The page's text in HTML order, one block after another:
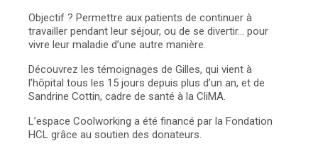
Objectif ? Permettre aux patients de continuer à
travailler pendant leur séjour, ou de se divertir… pour
vivre leur maladie d’une autre manière.
Découvrez les témoignages de Gilles, qui vient à
l’hôpital tous les 15 jours depuis plus d’un an, et de
Sandrine Cottin, cadre de santé à la CliMA.
L’espace Coolworking a été financé par la Fondation
HCL grâce au soutien des donateurs.